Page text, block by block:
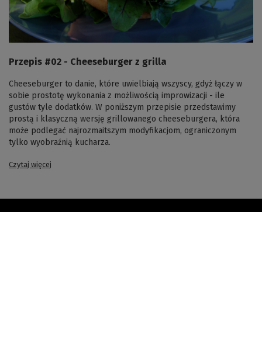
Przepis #02 - Cheeseburger z grilla
Cheeseburger to danie, które uwielbiają wszyscy, gdyż łączy w
sobie prostotę wykonania z możliwością improwizacji - ile
gustów tyle dodatków. W poniższym przepisie przedstawimy
prostą i klasyczną wersję grillowanego cheeseburgera, która
może podlegać najrozmaitszym modyfikacjom, ograniczonym
tylko wyobraźnią kucharza.
Czytaj więcej